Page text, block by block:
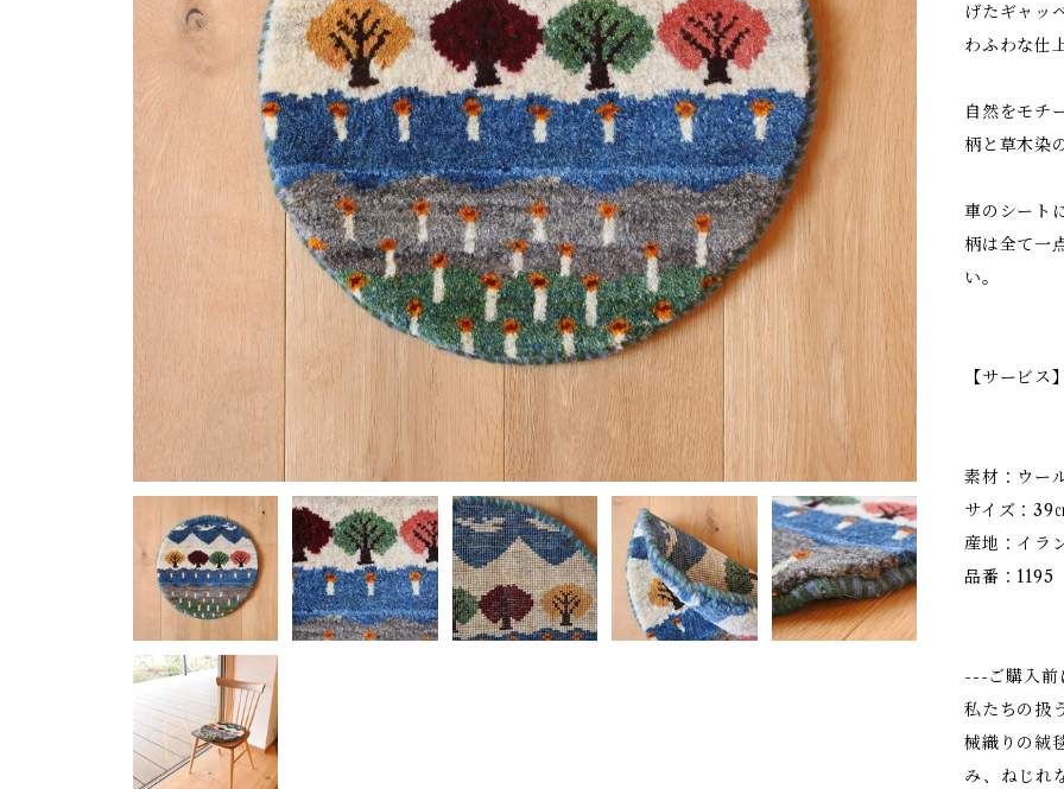
げたギャッ
わふわな仕
自然をモチ
柄と草木染
車のシート
柄は全て一
い。
【サービ
素材：ウー
サイズ：39
産地：イラ
品番：1195
---ご購入前
私たちの扱
械織りの絨
み、ねじれ